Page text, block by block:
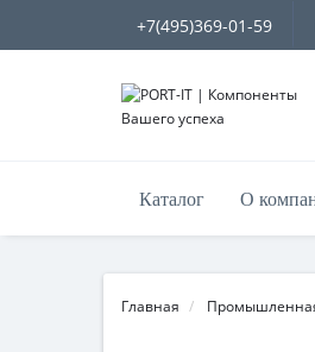
+7(495)369-01-59
Каталог О
Главная